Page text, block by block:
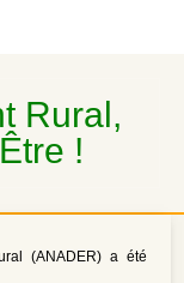
Rural,
!
(ANADER) a été